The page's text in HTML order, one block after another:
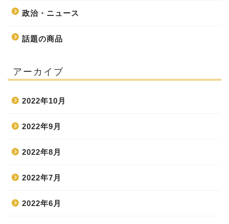
政治・ニュース
話題の商品
アーカイブ
2022年10月
2022年9月
2022年8月
2022年7月
2022年6月